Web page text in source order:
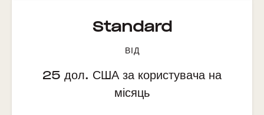
Standard
ВІД
25 дол. США за користувача на
місяць